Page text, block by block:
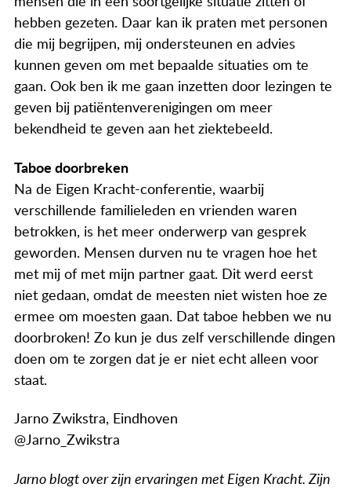
hebben gezeten. Daar kan ik praten met personen
die mij begrijpen, mij ondersteunen en advies
kunnen geven om met bepaalde situaties om te
gaan. Ook ben ik me gaan inzetten door lezingen te
geven bij patiëntenverenigingen om meer
bekendheid te geven aan het ziektebeeld.
Taboe doorbreken
Na de Eigen Kracht-conferentie, waarbij
verschillende familieleden en vrienden waren
betrokken, is het meer onderwerp van gesprek
geworden. Mensen durven nu te vragen hoe het
met mij of met mijn partner gaat. Dit werd eerst
niet gedaan, omdat de meesten niet wisten hoe ze
ermee om moesten gaan. Dat taboe hebben we nu
doorbroken! Zo kun je dus zelf verschillende dingen
doen om te zorgen dat je er niet echt alleen voor
staat.
Jarno Zwikstra, Eindhoven
@Jarno_Zwikstra
Jarno blogt over zijn ervaringen met Eigen Kracht. Zijn